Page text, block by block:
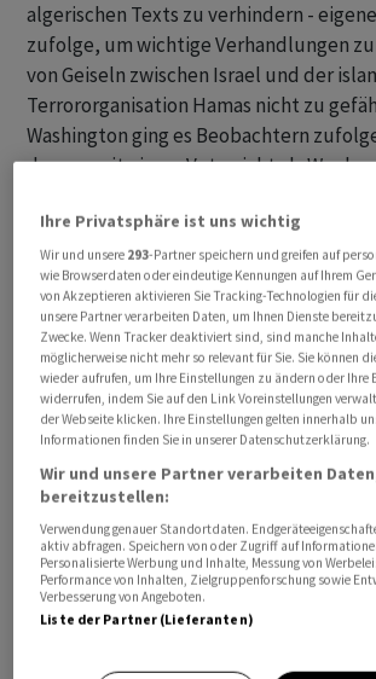
algerischen Texts zu verhindern -
zufolge, um wichtige Verhandlungen
von Geiseln zwischen Israel und der
Terrororganisation Hamas nicht zu
Washington ging es Beobachtern
darum, mit einem Veto nicht als
Israels gesehen zu werden.
US-Botschafterin Linda Thomas-
das amerikanische Vorgehen direkt vor
im mächtigsten UN-Gremium. Die
Resolution hätte dazu führen können,
Kämpfe zwischen Hamas und Israel
darum, die Hamas dazu zu zwingen,
mit Israel einzulassen. «Manchmal
Diplomatie mehr Zeit, als einem von uns
Thomas-Greenfield. Sie verstehe den
dringend zu handeln.
Ihre Privatsphäre ist uns wichtig
Wir und unsere 293-Partner speichern und greifen auf
wie Browserdaten oder eindeutige Kennungen auf Ihrem
von Akzeptieren aktivieren Sie Tracking-Technologien für
unsere Partner verarbeiten Daten, um Ihnen Dienste
Zwecke. Wenn Tracker deaktiviert sind, sind manche
möglicherweise nicht mehr so relevant für Sie. Sie können
wieder aufrufen, um Ihre Einstellungen zu ändern oder Ihre
widerrufen, indem Sie auf den Link Voreinstellungen
der Webseite klicken. Ihre Einstellungen gelten innerhalb
Informationen finden Sie in unserer Datenschutzerklärung.
Wir und unsere Partner verarbeiten
bereitzustellen:
Verwendung genauer Standortdaten.
aktiv abfragen. Speichern von oder Zugriff auf
Personalisierte Werbung und Inhalte, Messung von
Performance von Inhalten, Zielgruppenforschung sowie
Verbesserung von Angeboten.
Liste der Partner (Lieferanten)